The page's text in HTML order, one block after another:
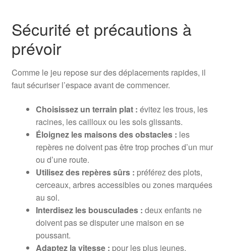
Sécurité et précautions à
prévoir
Comme le jeu repose sur des déplacements rapides, il
faut sécuriser l’espace avant de commencer.
Choisissez un terrain plat : évitez les trous, les
racines, les cailloux ou les sols glissants.
Éloignez les maisons des obstacles : les
repères ne doivent pas être trop proches d’un mur
ou d’une route.
Utilisez des repères sûrs : préférez des plots,
cerceaux, arbres accessibles ou zones marquées
au sol.
Interdisez les bousculades : deux enfants ne
doivent pas se disputer une maison en se
poussant.
Adaptez la vitesse : pour les plus jeunes,